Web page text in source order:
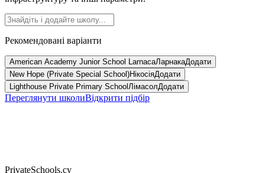
Рекомендовані варіанти
American Academy Junior School LarnacaЛарнакаДодати
New Hope (Private Special School)НікосіяДодати
Lighthouse Private Primary School ЛімасолДодати
Переглянути школиВідкрити підбір
PrivateSchools.cy